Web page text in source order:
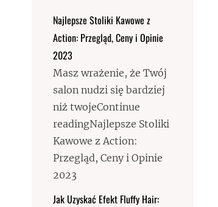
Najlepsze Stoliki Kawowe z
Action: Przegląd, Ceny i Opinie
2023
Masz wrażenie, że Twój
salon nudzi się bardziej
niż twojeContinue
readingNajlepsze Stoliki
Kawowe z Action:
Przegląd, Ceny i Opinie
2023
Jak Uzyskać Efekt Fluffy Hair: